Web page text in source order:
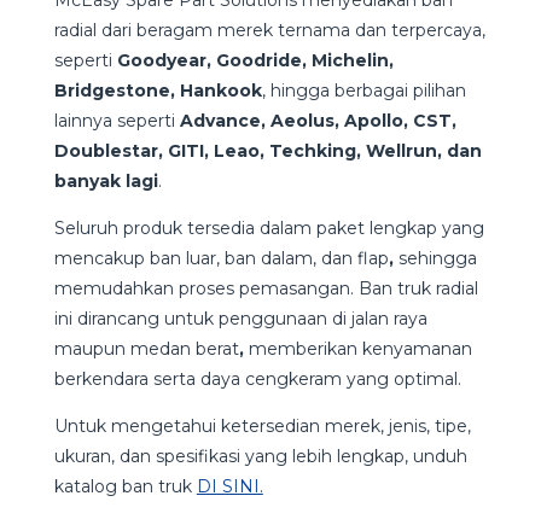
radial dari beragam merek ternama dan terpercaya,
seperti Goodyear, Goodride, Michelin,
Bridgestone, Hankook, hingga berbagai pilihan
lainnya seperti Advance, Aeolus, Apollo, CST,
Doublestar, GITI, Leao, Techking, Wellrun, dan
banyak lagi.
Seluruh produk tersedia dalam paket lengkap yang
mencakup ban luar, ban dalam, dan flap,sehingga
memudahkan proses pemasangan. Ban truk radial
ini dirancang untuk penggunaan di jalan raya
maupun medan berat, memberikan kenyamanan
berkendara serta daya cengkeram yang optimal.
Untuk mengetahui ketersedian merek, jenis, tipe,
ukuran, dan spesifikasi yang lebih lengkap, unduh
katalog ban truk DI SINI.